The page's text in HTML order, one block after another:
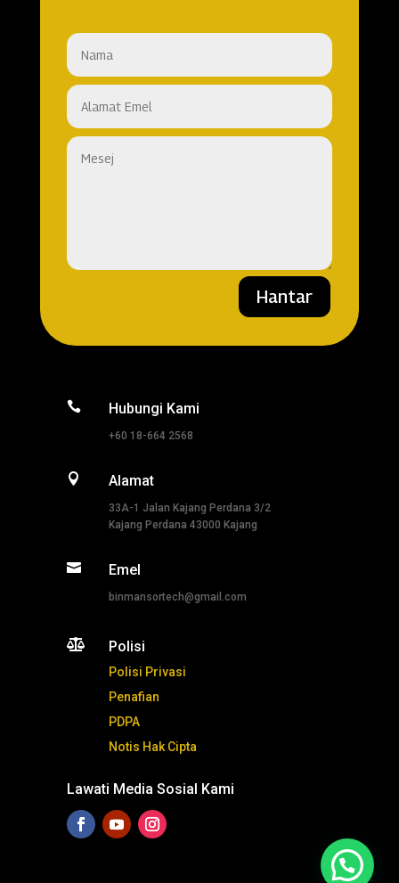
Hantar
 Hubungi Kami
+60 18-664 2568
 Alamat
33A-1 Jalan Kajang Perdana 3/2
Kajang Perdana 43000 Kajang
 Emel
binmansortech@gmail.com
 Polisi
Polisi Privasi
Penafian
PDPA
Notis Hak Cipta
Lawati Media Sosial Kami